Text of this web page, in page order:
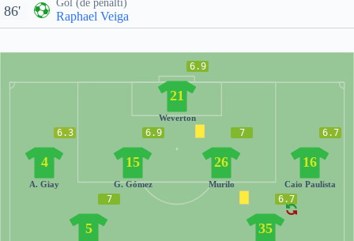
Gol (de pênalti)
Raphael Veiga
86'
6.9
21
Weverton
6.7
16
Caio Paulista
7
26
Murilo
6.9
15
G. Gómez
6.3
4
A. Giay
6.7
35
7
5